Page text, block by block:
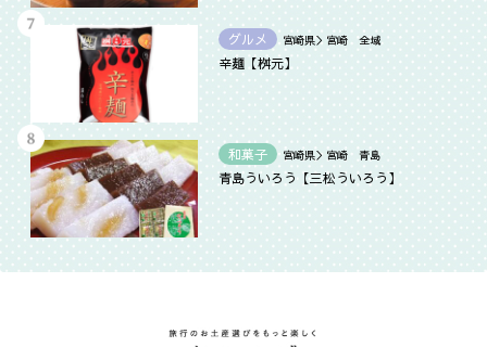
グルメ 宮崎県＞宮崎 全域
辛麺【桝元】
和菓子 宮崎県＞宮崎 青島
青島ういろう【三松ういろう】